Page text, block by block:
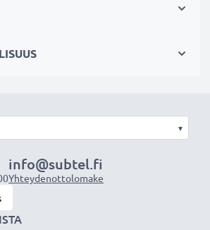
pölyltä sekä muilta tahroilta
kaikkiin objektiivin
on sama halkaisija
▾
info@subtel.fi
Yhteydenottolomake